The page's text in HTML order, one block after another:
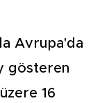
Avrupa'da
gösteren
16